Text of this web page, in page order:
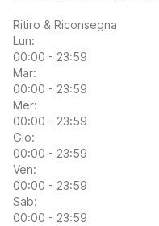
Ritiro & Riconsegna
Lun:
00:00 - 23:59
Mar:
00:00 - 23:59
Mer:
00:00 - 23:59
Gio:
00:00 - 23:59
Ven:
00:00 - 23:59
Sab:
00:00 - 23:59